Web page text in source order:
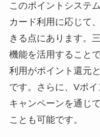
このポイントシステ
カード利用に応じて
きる点にあります。
機能を活用すること
利用がポイント還元
です。さらに、Vポ
キャンペーンを通じ
ことも可能です。